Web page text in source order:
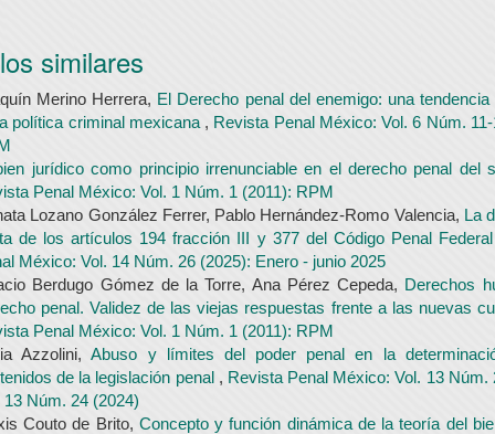
similares
Merino Herrera, El Derecho penal del enemigo: una tendencia
política criminal mexicana , Revista Penal México: Vol. 6 Núm.
jurídico como principio irrenunciable en el derecho penal del
Penal México: Vol. 1 Núm. 1 (2011): RPM
Lozano González Ferrer, Pablo Hernández-Romo Valencia, La
de los artículos 194 fracción III y 377 del Código Penal
México: Vol. 14 Núm. 26 (2025): Enero - junio 2025
Berdugo Gómez de la Torre, Ana Pérez Cepeda, Derechos
penal. Validez de las viejas respuestas frente a las nuevas
Penal México: Vol. 1 Núm. 1 (2011): RPM
Azzolini,Abuso y límites del poder penal en la
de la legislación penal , Revista Penal México: Vol. 13 Núm.
13 Núm. 24 (2024)
Couto de Brito, Concepto y función dinámica de la teoría del